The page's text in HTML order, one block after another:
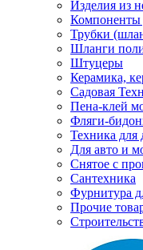
Изделия из
Компоненты
Трубки
Шланги
Штуцеры
Керамика,
Садовая
Пена-клей
Фляги-
Техника для
Для авто и
Снятое с
Сантехника
Фурнитура
Прочие